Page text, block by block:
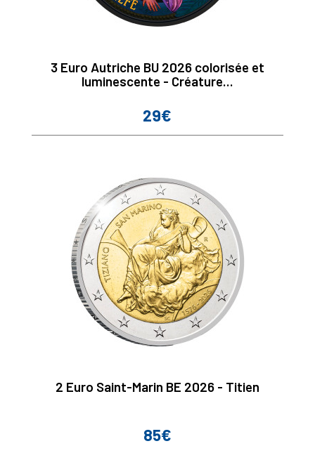
3 Euro Autriche BU 2026 colorisée et
luminescente - Créature...
Prix
29€
2 Euro Saint-Marin BE 2026 - Titien
Prix
85€